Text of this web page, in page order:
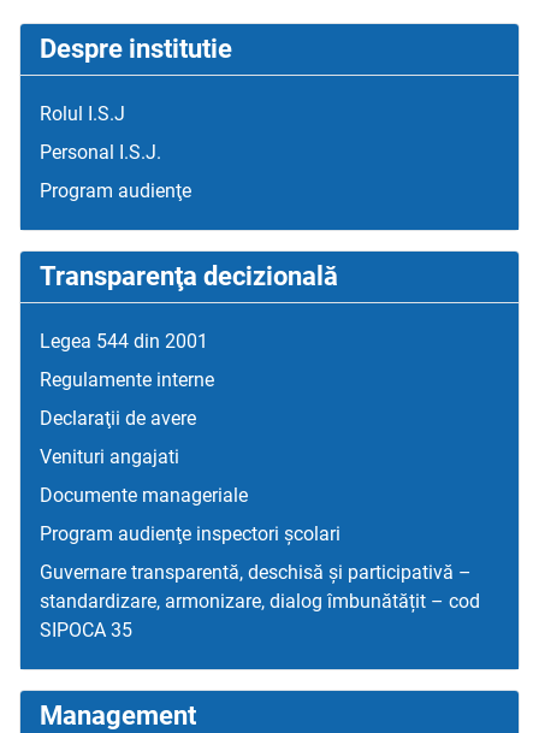
Despre institutie
Rolul I.S.J
Personal I.S.J.
Program audienţe
Transparenţa decizională
Legea 544 din 2001
Regulamente interne
Declaraţii de avere
Venituri angajati
Documente manageriale
Program audienţe inspectori școlari
Guvernare transparentă, deschisă și participativă –
standardizare, armonizare, dialog îmbunătățit – cod
SIPOCA 35
Management